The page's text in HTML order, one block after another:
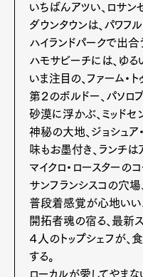
いちばんアツい、ロサン
ダウンタウンは、パワフ
ハイランドパークで出合
ハモサビーチには、ゆ
いま注目の、ファーム・
第２のボルドー、パソロ
砂漠に浮かぶ、ミッドセ
神秘の大地、ジョシュア
味もお墨付き、ランチは
マイクロ・ロースターの
サンフランシスコの穴場
普段着感覚が心地いい
開拓者魂の宿る、最新
４人のトップシェフが、
する。
ローカルが愛してやまな